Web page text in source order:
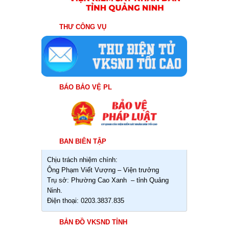
THƯ CÔNG VỤ
BÁO BẢO VỆ PL
BAN BIÊN TẬP
Chịu trách nhiệm chính:
Ông Phạm Viết Vượng – Viện trưởng
Trụ sở: Phường Cao Xanh – tỉnh Quảng
Ninh.
Điện thoại: 0203.3837.835
BẢN ĐỒ VKSND TỈNH